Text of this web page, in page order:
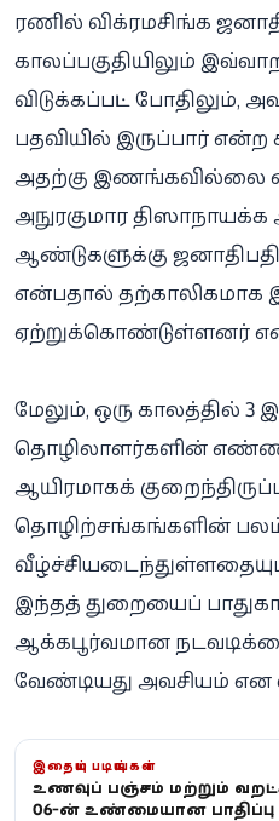
ரணில் விக்ரமசிங்க
காலப்பகுதியிலும்
விடுக்கப்பட்ட போதிலும்,
பதவியில் இருப்பார்
அதற்கு இணங்கவில்லை
அநுரகுமார திஸாநாயக்க
ஆண்டுகளுக்கு
என்பதால்
ஏற்றுக்கொண்டுள்ளனர்
​மேலும், ஒரு காலத்தில் 3
தொழிலாளர்களின்
ஆயிரமாகக்
தொழிற்சங்கங்களின்
வீழ்ச்சியடைந்துள்ளதையும்
இந்தத் துறையைப்
ஆக்கபூர்வமான
வேண்டியது அவசியம் என
இதையும் படியுங்கள்
உணவுப் பஞ்சம் மற்றும்
2026-ன் உண்மையான